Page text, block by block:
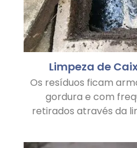
Limpeza de
Os resíduos ficam
gordura e com
retirados através da